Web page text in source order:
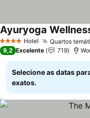
4 EstrelasHotel Quartos
Ayuryoga
9,2 Excelente 719
Selecione as datas
exatos.